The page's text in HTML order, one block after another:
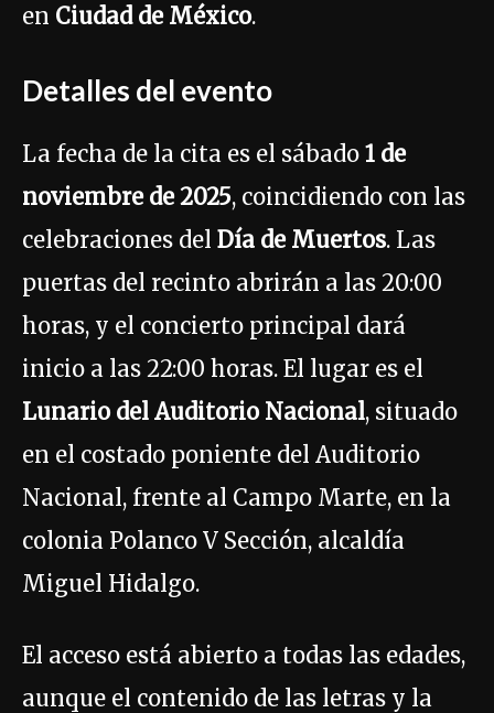
en Ciudad de México.
Detalles del evento
La fecha de la cita es el sábado 1 de
noviembre de 2025, coincidiendo con las
celebraciones del Día de Muertos. Las
puertas del recinto abrirán a las 20:00
horas, y el concierto principal dará
inicio a las 22:00 horas. El lugar es el
Lunario del Auditorio Nacional, situado
en el costado poniente del Auditorio
Nacional, frente al Campo Marte, en la
colonia Polanco V Sección, alcaldía
Miguel Hidalgo.
El acceso está abierto a todas las edades,
aunque el contenido de las letras y la